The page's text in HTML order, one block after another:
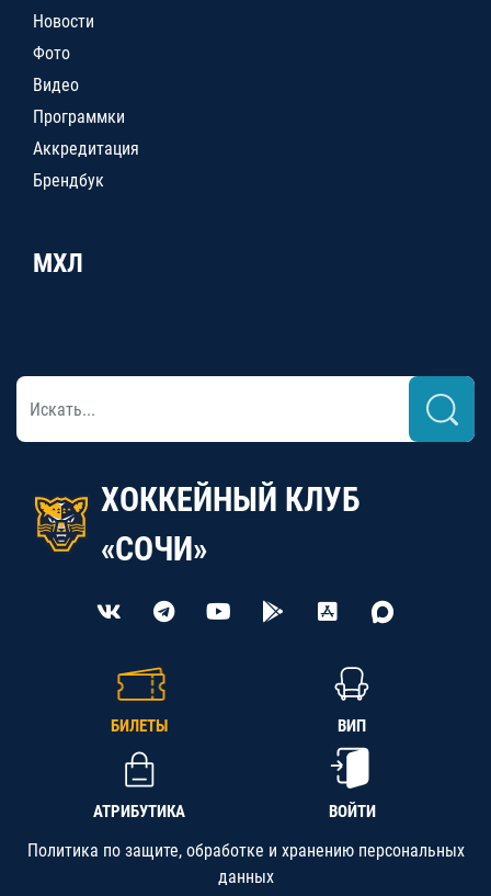
Новости
Фото
Видео
Программки
Аккредитация
Брендбук
МХЛ
ХОККЕЙНЫЙ КЛУБ
«СОЧИ»
БИЛЕТЫ ВИП
АТРИБУТИКА ВОЙТИ
Политика по защите, обработке и хранению персональных
данных